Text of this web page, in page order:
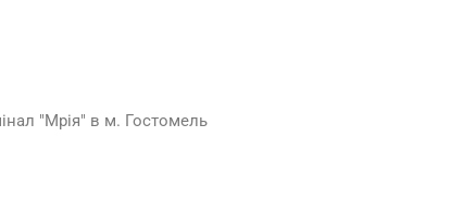
"Мрія" в м. Гостомель